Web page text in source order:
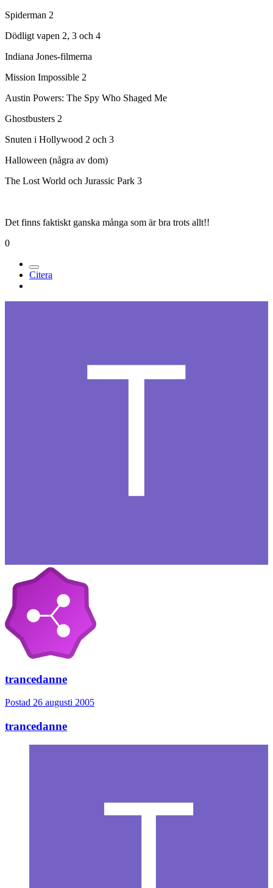
Spiderman 2
Dödligt vapen 2, 3 och 4
Indiana Jones-filmerna
Mission Impossible 2
Austin Powers: The Spy Who Shaged Me
Ghostbusters 2
Snuten i Hollywood 2 och 3
Halloween (några av dom)
The Lost World och Jurassic Park 3
Det finns faktiskt ganska många som är bra trots allt!!
0
Citera
trancedanne
Postad 26 augusti 2005
trancedanne